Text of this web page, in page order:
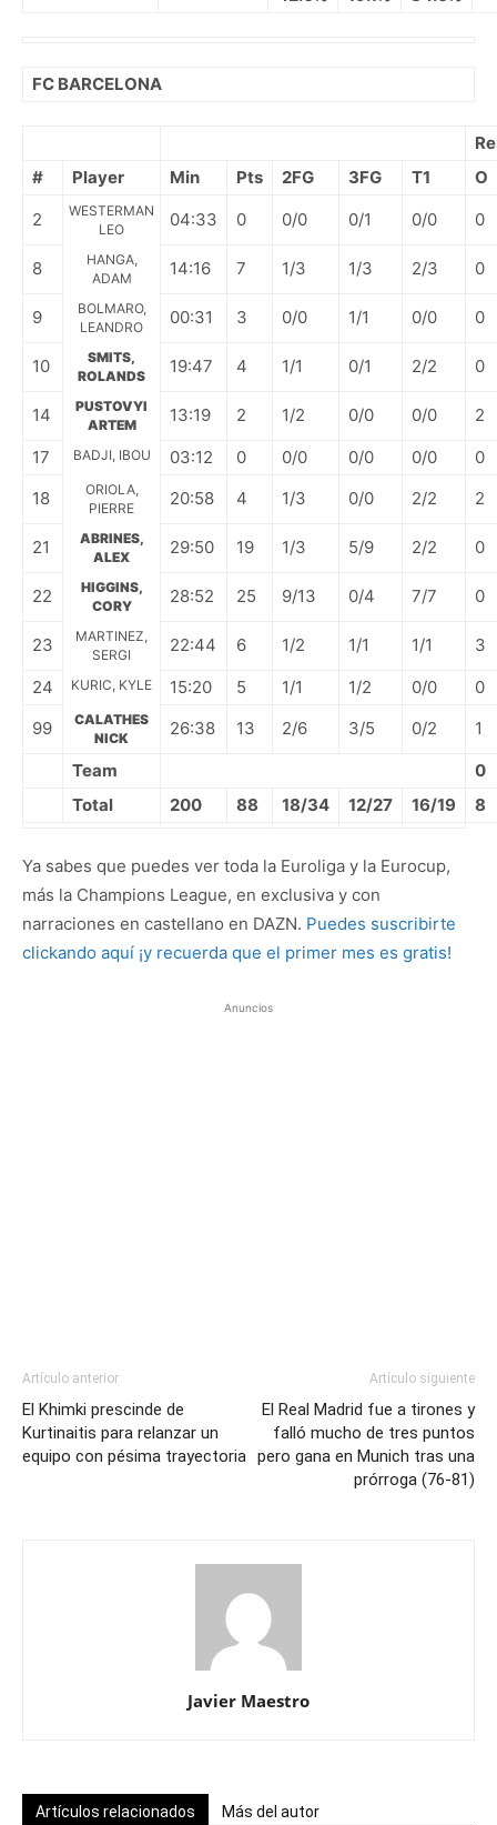
FC BARCELONA
#
Player Min Pts 2FG 3FG T1
O
2
WESTERMAN
LEO
04:33 0 0/0 0/1 0/0 0
8
HANGA,
ADAM
14:16 7 1/3 1/3 2/3 0
9
BOLMARO,
LEANDRO
00:31 3 0/0 1/1 0/0 0
10
SMITS,
ROLANDS
19:47 4 1/1 0/1 2/2 0
14
PUSTOVYI
ARTEM
13:19 2 1/2 0/0 0/0
2
17
BADJI, IBOU 03:12 0 0/0 0/0 0/0
0
18
ORIOLA,
PIERRE
20:58 4 1/3 0/0 2/2 2
21
ABRINES,
ALEX
29:50 19 1/3 5/9 2/2 0
22
HIGGINS,
CORY
28:52 25 9/13 0/4 7/7 0
23
MARTINEZ,
SERGI
22:44 6 1/2 1/1 1/1
3
24
KURIC, KYLE 15:20 5 1/1 1/2 0/0
0
99
CALATHES
NICK
26:38 13 2/6 3/5 0/2
1
Team
0
Total
200 88 18/34 12/27 16/19 8
Ya sabes que puedes ver toda la Euroliga y la Eurocup,
más la Champions League, en exclusiva y con
narraciones en castellano en DAZN. Puedes suscribirte
clickando aquí ¡y recuerda que el primer mes es gratis!
Anuncios
Artículo anterior
El Khimki prescinde de
Kurtinaitis para relanzar un
equipo con pésima trayectoria
Artículo siguiente
El Real Madrid fue a tirones y
falló mucho de tres puntos
pero gana en Munich tras una
prórroga (76-81)
Javier Maestro
Artículos relacionados Más del autor